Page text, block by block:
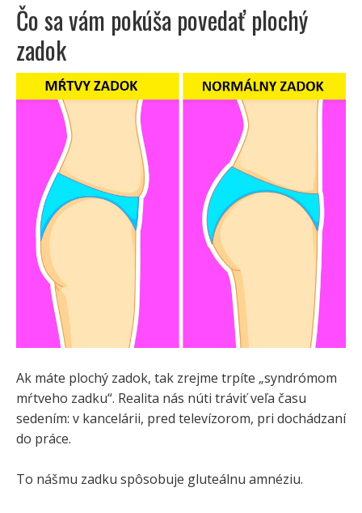
Čo sa vám pokúša povedať plochý
zadok
Ak máte plochý zadok, tak zrejme trpíte „syndrómom
mŕtveho zadku“. Realita nás núti tráviť veľa času
sedením: v kancelárii, pred televízorom, pri dochádzaní
do práce.
To nášmu zadku spôsobuje gluteálnu amnéziu.